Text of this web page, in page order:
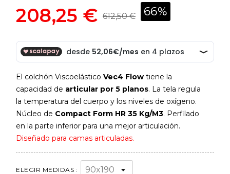
208,25 € 612,50 € 66%
El colchón Viscoelástico Vec4 Flow tiene la
capacidad de articular por 5 planos. La tela regula
la temperatura del cuerpo y los niveles de oxígeno.
Núcleo de Compact Form HR 35 Kg/M3. Perfilado
en la parte inferior para una mejor articulación.
Diseñado para camas articuladas.
ELEGIR MEDIDAS :